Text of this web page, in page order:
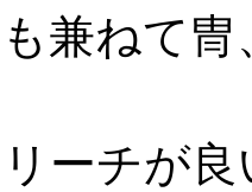
兼ねて
ーチが